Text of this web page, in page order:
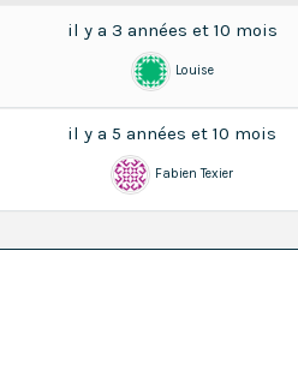
il y a 3 années et 10 mois
Louise
il y a 5 années et 10 mois
Fabien Texier